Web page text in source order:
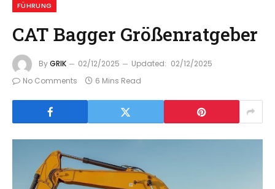
FÜHRUNG
CAT Bagger Größenratgeber
ByGRIK 02/12/2025 Updated: 02/12/2025
No Comments
6 Mins Read